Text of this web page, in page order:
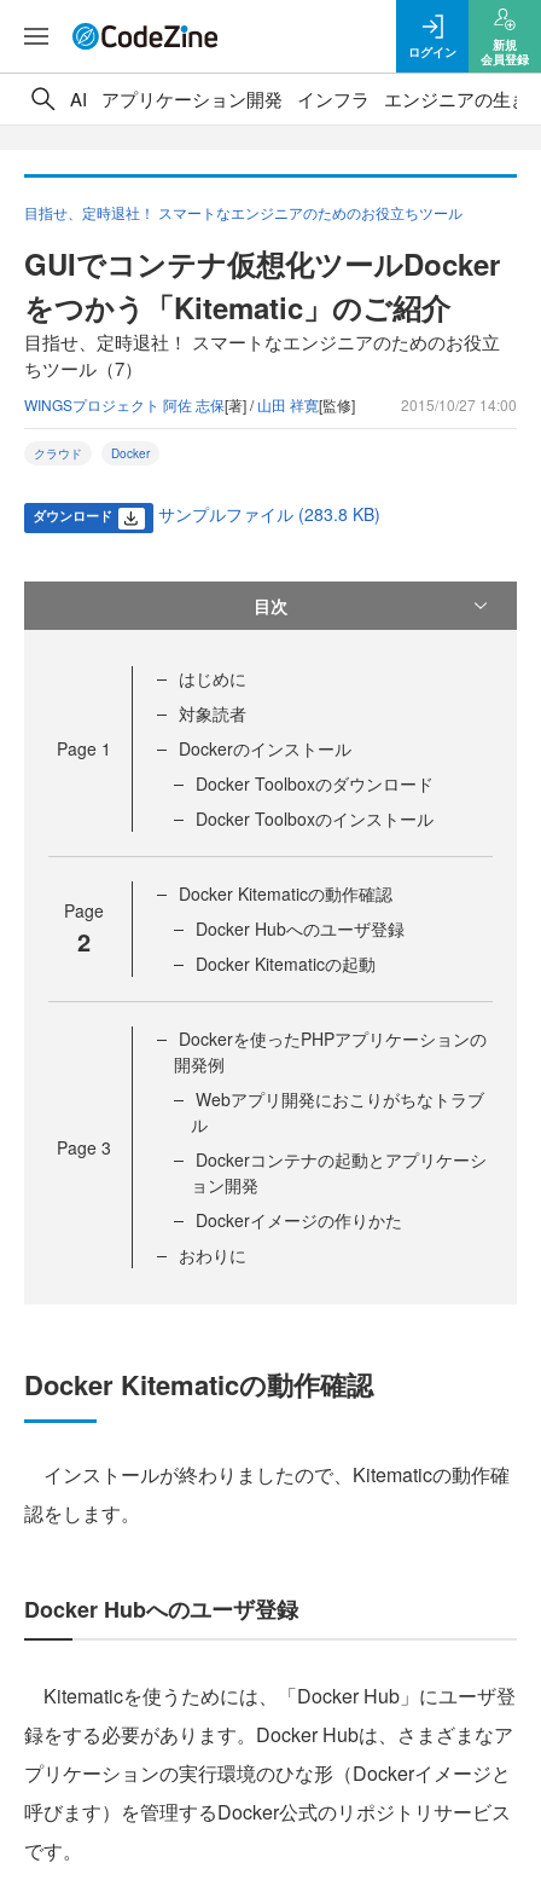
ログイン
新規
会員登録
AI アプリケーション開発 インフラ エンジニアの生き
目指せ、定時退社！ スマートなエンジニアのためのお役立ちツール
GUIでコンテナ仮想化ツールDocker
をつかう「Kitematic」のご紹介
目指せ、定時退社！ スマートなエンジニアのためのお役立
ちツール（7）
WINGSプロジェクト 阿佐 志保[著] /山田 祥寛[監修] 2015/10/27 14:00
クラウド Docker
ダウンロード サンプルファイル (283.8 KB)
目次
Page 1
はじめに
対象読者
Dockerのインストール
Docker Toolboxのダウンロード
Docker Toolboxのインストール
Page
2
Docker Kitematicの動作確認
Docker Hubへのユーザ登録
Docker Kitematicの起動
Page 3
Dockerを使ったPHPアプリケーションの
開発例
Webアプリ開発におこりがちなトラブ
ル
Dockerコンテナの起動とアプリケーシ
ョン開発
Dockerイメージの作りかた
おわりに
Docker Kitematicの動作確認
インストールが終わりましたので、Kitematicの動作確
認をします。
Docker Hubへのユーザ登録
Kitematicを使うためには、「Docker Hub」にユーザ登
録をする必要があります。Docker Hubは、さまざまなア
プリケーションの実行環境のひな形（Dockerイメージと
呼びます）を管理するDocker公式のリポジトリサービス
です。